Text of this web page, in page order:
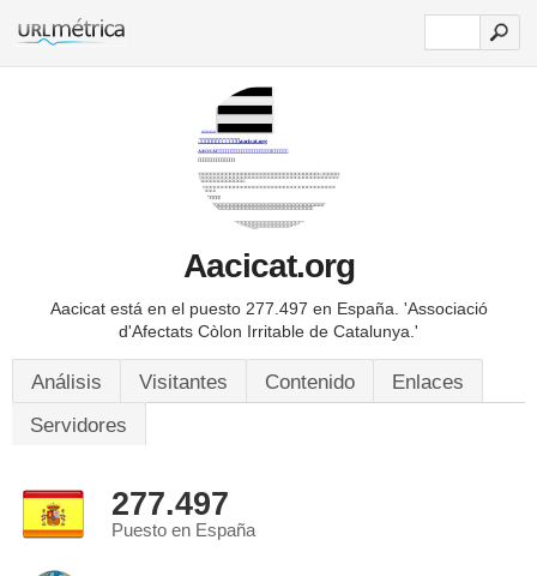
Aacicat.org
Aacicat está en el puesto 277.497 en España. 'Associació
d'Afectats Còlon Irritable de Catalunya.'
Análisis Visitantes Contenido
Enlaces
Servidores
277.497
Puesto en España